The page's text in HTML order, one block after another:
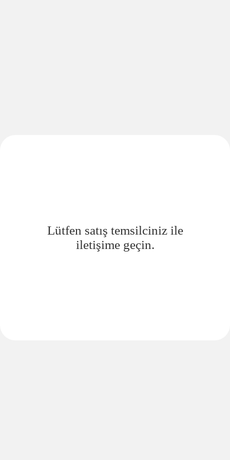
Lütfen satış temsilciniz ile
iletişime geçin.